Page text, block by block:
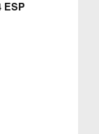
ESP